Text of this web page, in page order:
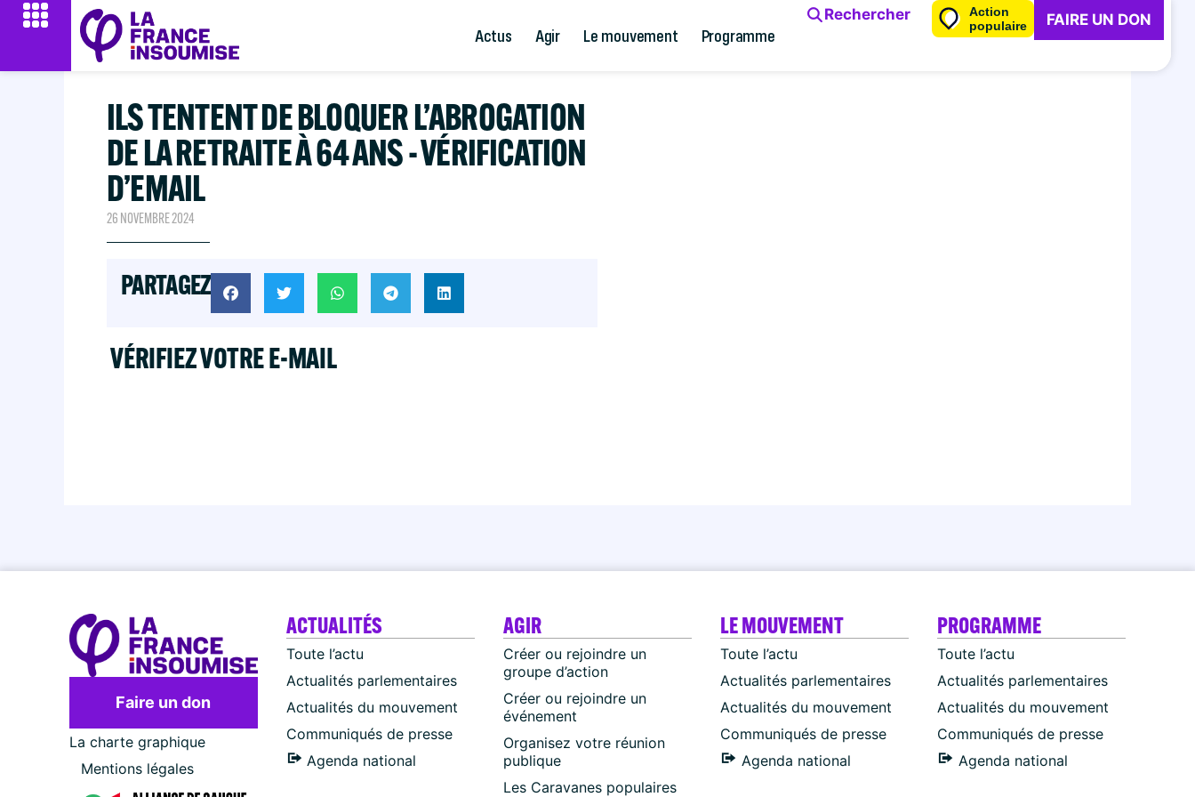
Actus Agir Le mouvement Programme
Rechercher
Action
populaire
FAIRE UN DON
ILS TENTENT DE BLOQUER L’ABROGATION
DE LA RETRAITE À 64 ANS - VÉRIFICATION
D’EMAIL
26 NOVEMBRE 2024
PARTAGEZ
VÉRIFIEZ VOTRE E-MAIL
Faire un don
La charte graphique
Mentions légales
ACTUALITÉS
Toute l’actu
Actualités parlementaires
Actualités du mouvement
Communiqués de presse
Agenda national
AGIR
Créer ou rejoindre un
groupe d’action
Créer ou rejoindre un
événement
Organisez votre réunion
publique
Les Caravanes populaires
LE MOUVEMENT
Toute l’actu
Actualités parlementaires
Actualités du mouvement
Communiqués de presse
Agenda national
PROGRAMME
Toute l’actu
Actualités parlementaires
Actualités du mouvement
Communiqués de presse
Agenda national